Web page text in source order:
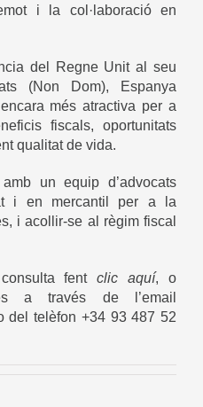
i la col·laboració en
del Regne Unit al seu
(Non Dom), Espanya
més atractiva per a
fiscals, oportunitats
qualitat de vida.
un equip d’advocats
i en mercantil per a la
i acollir-se al règim fiscal
fentclic aquí, o
a través de l’email
del telèfon +34 93 487 52